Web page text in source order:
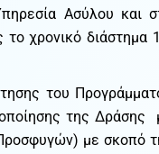
Ασύλου και
χρονικό διάστημα
του
της Δράσης
με σκοπό